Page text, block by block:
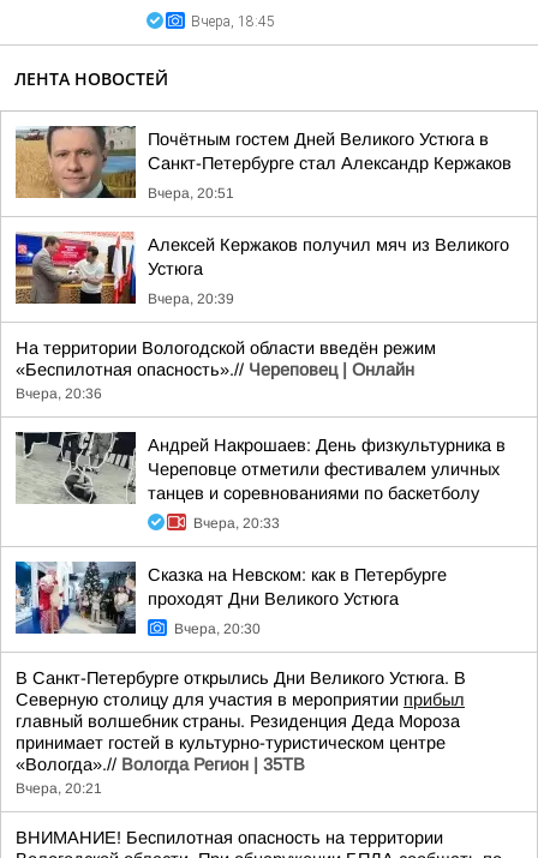
Вчера, 18:45
ЛЕНТА НОВОСТЕЙ
Почётным гостем Дней Великого Устюга в
Санкт-Петербурге стал Александр Кержаков
Вчера, 20:51
Алексей Кержаков получил мяч из Великого
Устюга
Вчера, 20:39
На территории Вологодской области введён режим
«Беспилотная опасность».// Череповец | Онлайн
Вчера, 20:36
Андрей Накрошаев: День физкультурника в
Череповце отметили фестивалем уличных
танцев и соревнованиями по баскетболу
Вчера, 20:33
Сказка на Невском: как в Петербурге
проходят Дни Великого Устюга
Вчера, 20:30
В Санкт-Петербурге открылись Дни Великого Устюга. В
Северную столицу для участия в мероприятии прибыл
главный волшебник страны. Резиденция Деда Мороза
принимает гостей в культурно-туристическом центре
«Вологда».// Вологда Регион | 35ТВ
Вчера, 20:21
ВНИМАНИЕ! Беспилотная опасность на территории